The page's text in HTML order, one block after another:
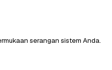
serangan sistem Anda.